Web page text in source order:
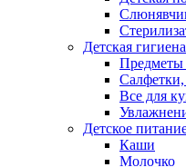
Детская гигиена
Предметы
Все для
Детское
Каши
Молочко